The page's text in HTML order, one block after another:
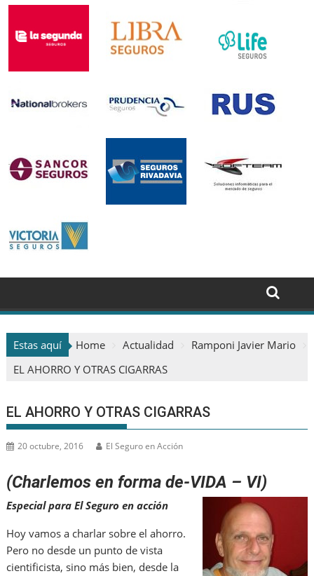
Estas aquí Home Actualidad
Ramponi Javier Mario
EL AHORRO Y OTRAS CIGARRAS
EL AHORRO Y OTRAS CIGARRAS
20 octubre, 2016 El Seguro en Acción
(Charlemos en forma de-VIDA – VI)
Especial para El Seguro en acción
Hoy vamos a charlar sobre el ahorro.
Pero no desde un punto de vista
cientificista, sino más bien, desde la